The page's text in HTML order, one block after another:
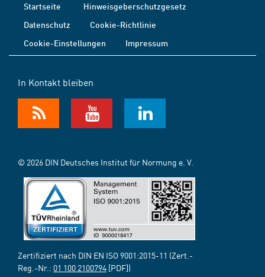
Startseite
Hinweisgeberschutzgesetz
Datenschutz
Cookie-Richtlinie
Cookie-Einstellungen
Impressum
In Kontakt bleiben
© 2026 DIN Deutsches Institut für Normung e. V.
Zertifiziert nach DIN EN ISO 9001:2015-11 (Zert.-
Reg.-Nr.: 01 100 2100794 [PDF])